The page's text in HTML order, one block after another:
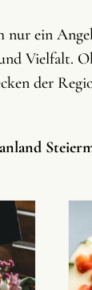
ein
Vielfalt.
der